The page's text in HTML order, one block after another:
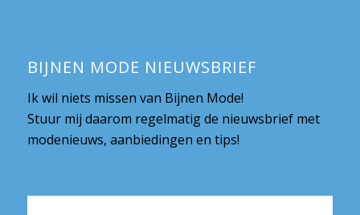
BIJNEN MODE NIEUWSBRIEF
Ik wil niets missen van Bijnen Mode!
Stuur mij daarom regelmatig de nieuwsbrief met
modenieuws, aanbiedingen en tips!